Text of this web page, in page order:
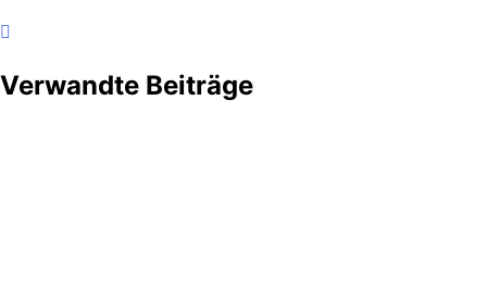
Verwandte Beiträge